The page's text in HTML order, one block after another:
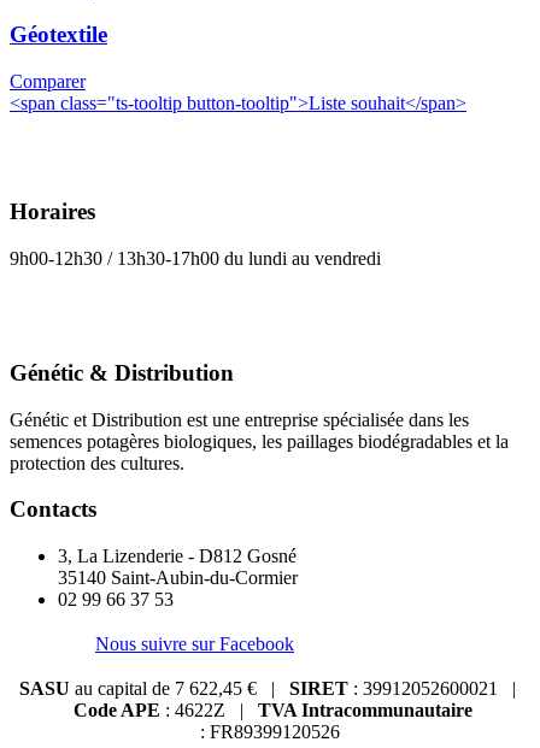
Géotextile
Comparer
<span class="ts-tooltip button-tooltip">Liste souhait</span>
Horaires
9h00-12h30 / 13h30-17h00 du lundi au vendredi
Génétic & Distribution
Génétic et Distribution est une entreprise spécialisée dans les
semences potagères biologiques, les paillages biodégradables et la
protection des cultures.
Contacts
3, La Lizenderie - D812 Gosné
35140 Saint-Aubin-du-Cormier
02 99 66 37 53
Nous suivre sur Facebook
SASU au capital de 7 622,45 € | SIRET : 39912052600021 |
Code APE : 4622Z | TVA Intracommunautaire
: FR89399120526